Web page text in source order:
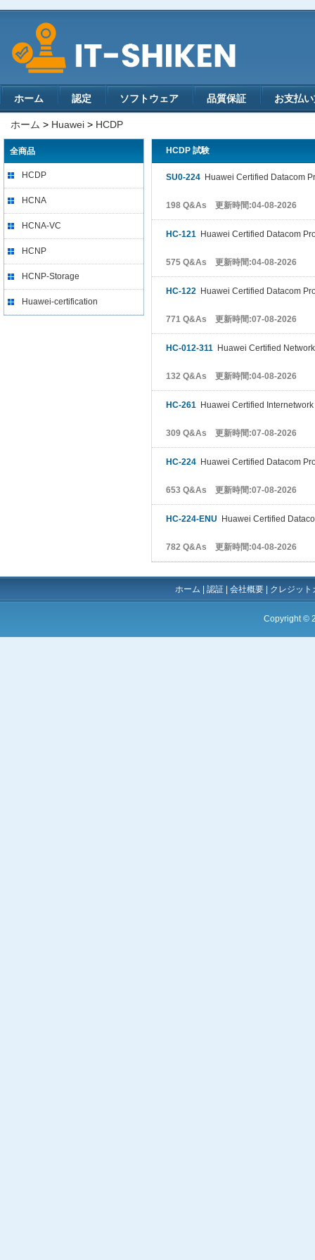
ホーム 認定 ソフトウェア 品質保証 お支払
ホーム > Huawei > HCDP
全商品
HCDP
HCNA
HCNA-VC
HCNP
HCNP-Storage
Huawei-certification
HCDP 試験
SU0-224 Huawei Certified Datacom
198 Q&As 更新時間:04-08-2026
HC-121 Huawei Certified Datacom
575 Q&As 更新時間:04-08-2026
HC-122 Huawei Certified Datacom
771 Q&As 更新時間:07-08-2026
HC-012-311 Huawei Certified
132 Q&As 更新時間:04-08-2026
HC-261 Huawei Certified
309 Q&As 更新時間:07-08-2026
HC-224 Huawei Certified Datacom
653 Q&As 更新時間:07-08-2026
HC-224-ENU Huawei Certified
782 Q&As 更新時間:04-08-2026
ホーム 認証 会社概要 クレジッ
Copyright ©